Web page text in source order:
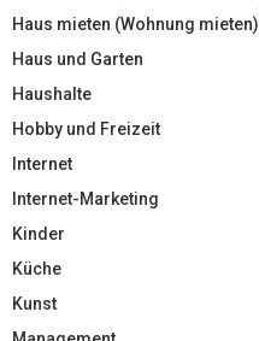
Haus mieten (Wohnung mieten)
Haus und Garten
Haushalte
Hobby und Freizeit
Internet
Internet-Marketing
Kinder
Küche
Kunst